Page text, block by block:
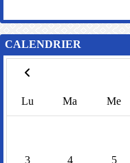
CALENDRIER
Lu Ma Me
3 4 5